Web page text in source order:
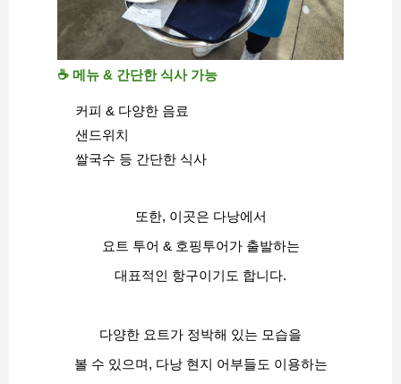
☕ 메뉴 & 간단한 식사 가능
커피 & 다양한 음료
샌드위치
쌀국수 등 간단한 식사
또한, 이곳은 다낭에서
요트 투어 & 호핑투어가 출발하는
대표적인 항구이기도 합니다.
다양한 요트가 정박해 있는 모습을
볼 수 있으며, 다낭 현지 어부들도 이용하는